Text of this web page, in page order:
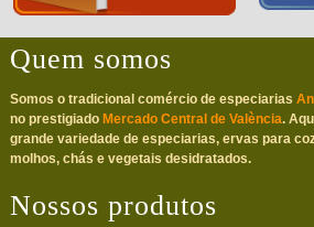
Quem somos
Somos o tradicional comércio de especiarias
no prestigiado Mercado Central de València.
grande variedade de especiarias, ervas para
molhos, chás e vegetais desidratados.
Nossos produtos